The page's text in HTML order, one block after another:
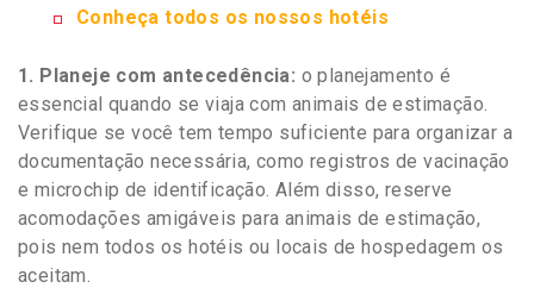
Conheça todos os nossos hotéis
1. Planeje com antecedência: o planejamento é
essencial quando se viaja com animais de estimação.
Verifique se você tem tempo suficiente para organizar a
documentação necessária, como registros de vacinação
e microchip de identificação. Além disso, reserve
acomodações amigáveis para animais de estimação,
pois nem todos os hotéis ou locais de hospedagem os
aceitam.